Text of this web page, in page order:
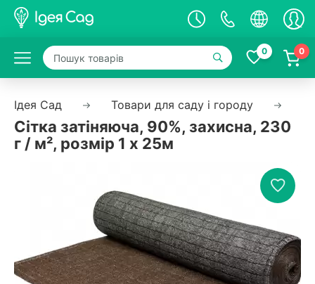
0 0
Ідея Сад Товари для саду і городу
Сітка затіняюча, 90%, захисна, 230
г / м², розмір 1 х 25м